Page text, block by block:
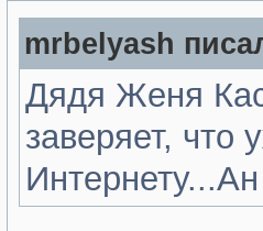
mrbelyash
Дядя Женя
заверяет, что